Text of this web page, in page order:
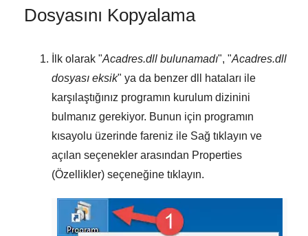
Dosyasını Kopyalama
İlk olarak "Acadres.dll bulunamadı", "Acadres.dll
dosyası eksik" ya da benzer dll hataları ile
karşılaştığınız programın kurulum dizinini
bulmanız gerekiyor. Bunun için programın
kısayolu üzerinde fareniz ile Sağ tıklayın ve
açılan seçenekler arasından Properties
(Özellikler) seçeneğine tıklayın.